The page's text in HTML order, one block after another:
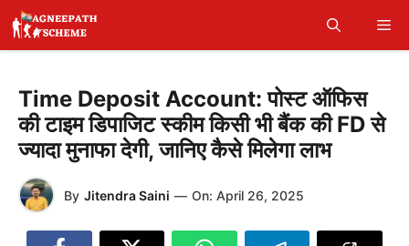
Skip
content
Time Deposit Account: पोस्ट ऑफिस
की टाइम डिपाजिट स्कीम किसी भी बैंक की FD से
ज्यादा मुनाफा देगी, जानिए कैसे मिलेगा लाभ
By Jitendra Saini — On: April 26, 2025